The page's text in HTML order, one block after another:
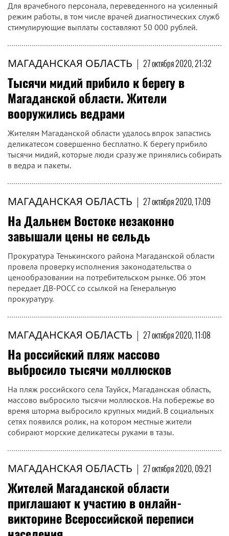
Для врачебного персонала, переведенного на усиленный
режим работы, в том числе врачей диагностических служб
стимулирующие выплаты составляют 50 000 рублей.
МАГАДАНСКАЯ ОБЛАСТЬ | 27 октября 2020, 21:32
Тысячи мидий прибило к берегу в
Магаданской области. Жители
вооружились ведрами
Жителям Магаданской области удалось впрок запастись
деликатесом совершенно бесплатно. К берегу прибило
тысячи мидий, которые люди сразу же принялись собирать
в ведра и пакеты.
МАГАДАНСКАЯ ОБЛАСТЬ | 27 октября 2020, 17:09
На Дальнем Востоке незаконно
завышали цены не сельдь
Прокуратура Тенькинского района Магаданской области
провела проверку исполнения законодательства о
ценообразовании на потребительском рынке. Об этом
передает ДВ-РОСС со ссылкой на Генеральную
прокуратуру.
МАГАДАНСКАЯ ОБЛАСТЬ | 27 октября 2020, 11:08
На российский пляж массово
выбросило тысячи моллюсков
На пляж российского села Тауйск, Магаданская область,
массово выбросило тысячи моллюсков. На побережье во
время шторма выбросило крупных мидий. В социальных
сетях появился ролик, на котором местные жители
собирают морские деликатесы руками в тазы.
МАГАДАНСКАЯ ОБЛАСТЬ | 27 октября 2020, 09:21
Жителей Магаданской области
приглашают к участию в онлайн-
викторине Всероссийской переписи